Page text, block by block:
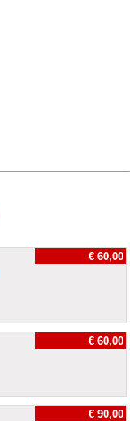
€ 60,00
€ 60,00
€ 90,00